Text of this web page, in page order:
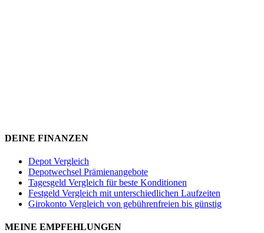
DEINE FINANZEN
Depot Vergleich
Depotwechsel Prämienangebote
Tagesgeld Vergleich für beste Konditionen
Festgeld Vergleich mit unterschiedlichen Laufzeiten
Girokonto Vergleich von gebührenfreien bis günstig
MEINE EMPFEHLUNGEN